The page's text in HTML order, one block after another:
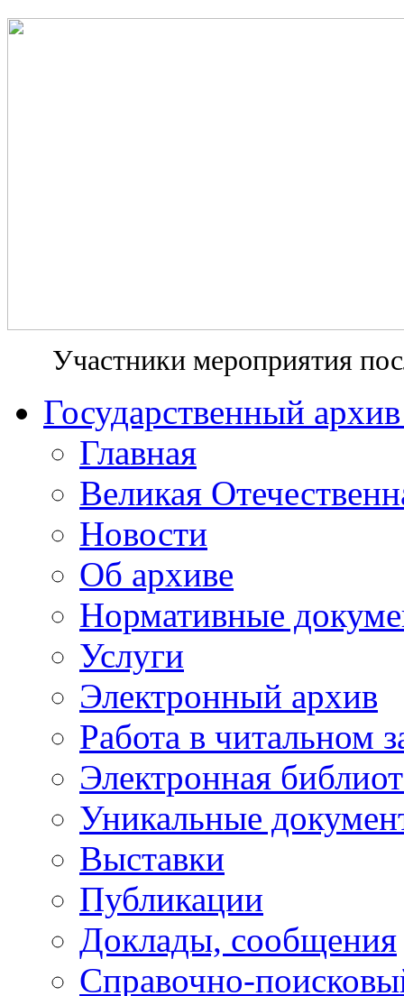
Участники мероприятия
Государственный
Главная
Великая
Новости
Об архиве
Нормативные
Услуги
Электронный архив
Работа в читальном
Электронная
Уникальные
Выставки
Публикации
Доклады, сообщения
Справочно-